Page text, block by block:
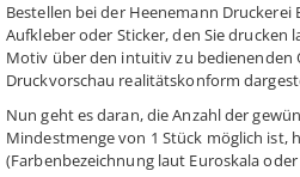
Bestellen bei der Heenemann
Aufkleber oder Sticker, den Sie drucken
Motiv über den intuitiv zu bedienenden
Druckvorschau realitätskonform
Nun geht es daran, die Anzahl der
Mindestmenge von 1 Stück möglich ist,
(Farbenbezeichnung laut Euroskala